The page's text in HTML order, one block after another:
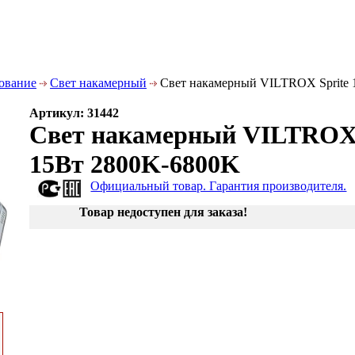
Свет накамерный Свет накамерный VILTROX Sprite
Артикул: 31442
Свет накамерный
15Вт 2800K-6800K
Официальный товар. Гарантия производителя.
Товар недоступен для заказа!